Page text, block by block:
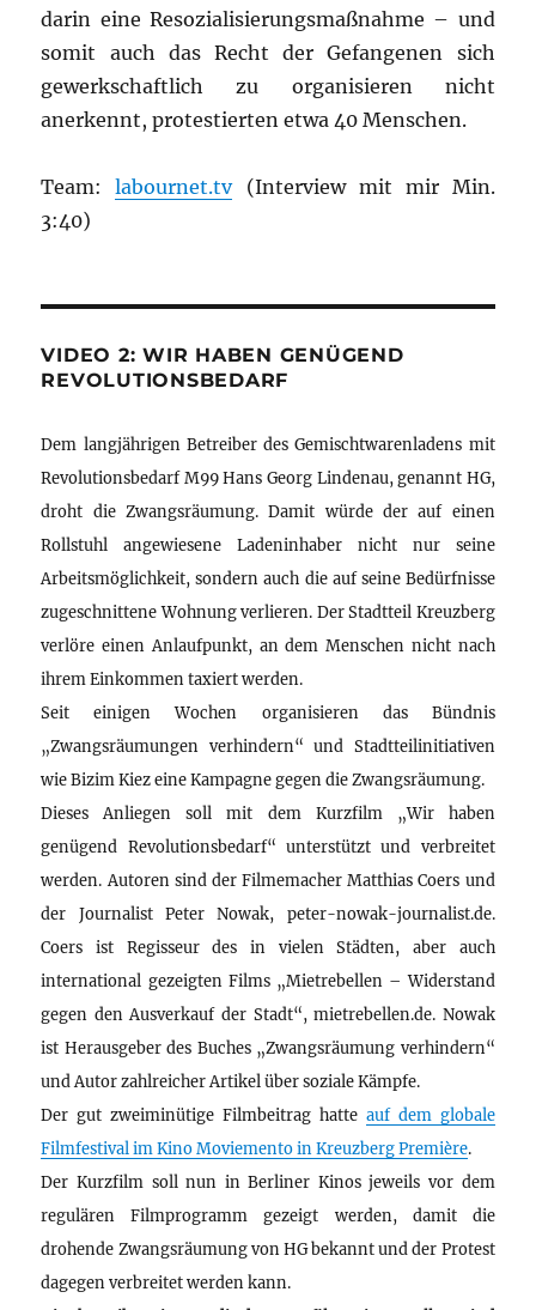
darin eine Resozialisierungsmaßnahme – und
somit auch das Recht der Gefangenen sich
gewerkschaftlich zu organisieren nicht
anerkennt, protestierten etwa 40 Menschen.
Team:labournet.tv(Interview mit mir Min.
3:40)
VIDEO 2: WIR HABEN GENÜGEND
REVOLUTIONSBEDARF
Dem langjährigen Betreiber des Gemischtwarenladens mit
Revolutionsbedarf M99 Hans Georg Lindenau, genannt HG,
droht die Zwangsräumung. Damit würde der auf einen
Rollstuhl angewiesene Ladeninhaber nicht nur seine
Arbeitsmöglichkeit, sondern auch die auf seine Bedürfnisse
zugeschnittene Wohnung verlieren. Der Stadtteil Kreuzberg
verlöre einen Anlaufpunkt, an dem Menschen nicht nach
ihrem Einkommen taxiert werden.
Seit einigen Wochen organisieren das Bündnis
„Zwangsräumungen verhindern“ und Stadtteilinitiativen
wie Bizim Kiez eine Kampagne gegen die Zwangsräumung.
Dieses Anliegen soll mit dem Kurzfilm „Wir haben
genügend Revolutionsbedarf“ unterstützt und verbreitet
werden. Autoren sind der Filmemacher Matthias Coers und
der Journalist Peter Nowak, peter-nowak-journalist.de.
Coers ist Regisseur des in vielen Städten, aber auch
international gezeigten Films „Mietrebellen – Widerstand
gegen den Ausverkauf der Stadt“, mietrebellen.de. Nowak
ist Herausgeber des Buches „Zwangsräumung verhindern“
und Autor zahlreicher Artikel über soziale Kämpfe.
Der gut zweiminütige Filmbeitrag hatte auf dem globale
Filmfestival im Kino Moviemento in Kreuzberg Première.
Der Kurzfilm soll nun in Berliner Kinos jeweils vor dem
regulären Filmprogramm gezeigt werden, damit die
drohende Zwangsräumung von HG bekannt und der Protest
dagegen verbreitet werden kann.